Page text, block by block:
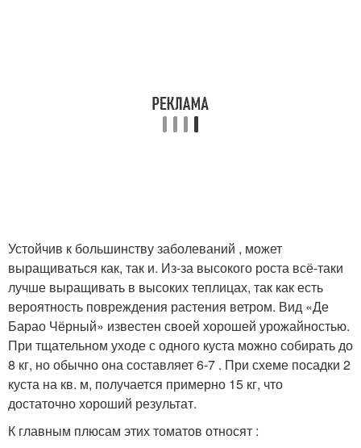
Устойчив к большинству заболеваний , может
выращиваться как, так и. Из-за высокого роста всё-таки
лучше выращивать в высоких теплицах, так как есть
вероятность повреждения растения ветром. Вид «Де
Барао Чёрный» известен своей хорошей урожайностью.
При тщательном уходе с одного куста можно собирать до
8 кг, но обычно она составляет 6-7 . При схеме посадки 2
куста на кв. м, получается примерно 15 кг, что
достаточно хороший результат.
К главным плюсам этих томатов относят :